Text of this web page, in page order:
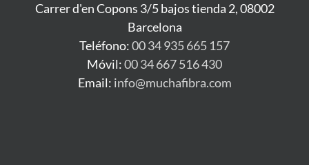
Carrer d'en Copons 3/5 bajos tienda 2, 08002
Barcelona
Teléfono:00 34 935 665 157
Móvil:00 34 667 516 430
Email: info@muchafibra.com